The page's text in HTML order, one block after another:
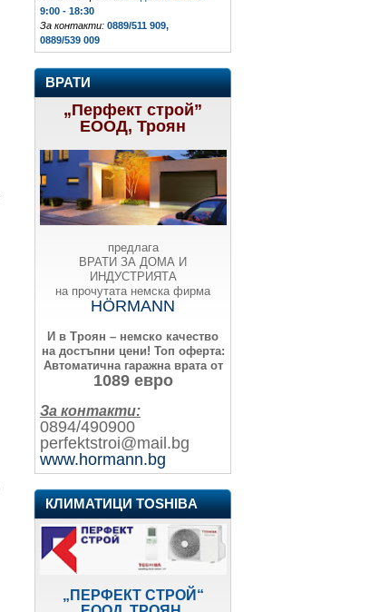
9:00 - 18:30
За контакти: 0889/511 909,
0889/539 009
ВРАТИ
„Перфект строй”
ЕООД, Троян
предлага
ВРАТИ ЗА ДОМА И
ИНДУСТРИЯТА
на прочутата немска фирма
HÖRMANN
И в Троян – немско качество
на достъпни цени! Топ оферта:
Автоматична гаражна врата от
1089 евро
За контакти:
0894/490900
perfektstroi@mail.bg
www.hormann.bg
КЛИМАТИЦИ TOSHIBA
„ПЕРФЕКТ СТРОЙ“